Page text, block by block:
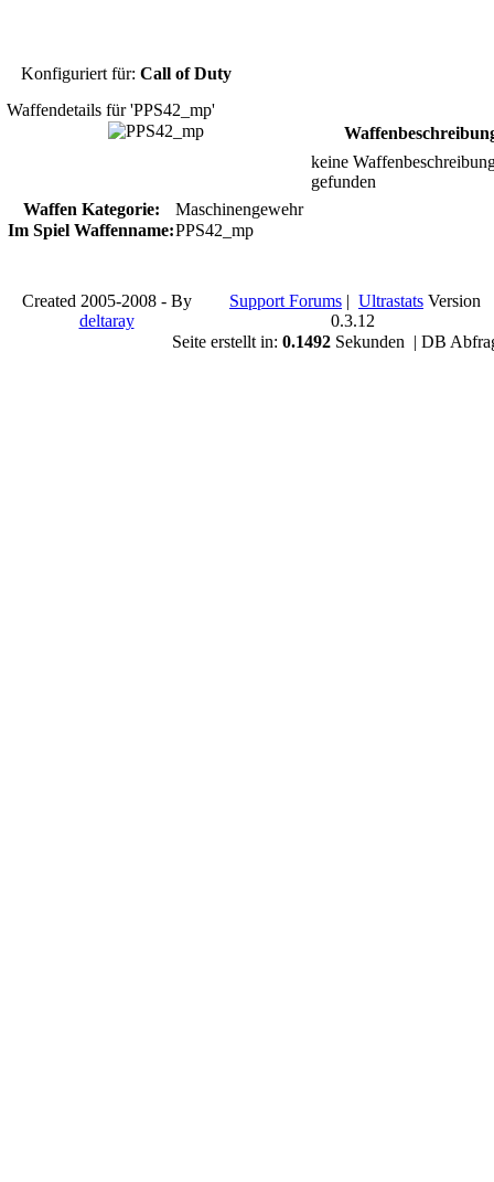
Konfiguriert für: Call of Duty
Waffendetails für 'PPS42_mp'
keine
gefunden
Waffen Kategorie:
Maschinengewehr
Im Spiel Waffenname:PPS42_mp
Created 2005-2008 - By
deltaray
Support Forums | Ultrastats Version
0.3.12
Seite erstellt in: 0.1492Sekunden | DB